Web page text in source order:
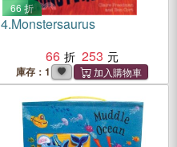
66 折
4.Monstersaurus
66
253
庫存：1